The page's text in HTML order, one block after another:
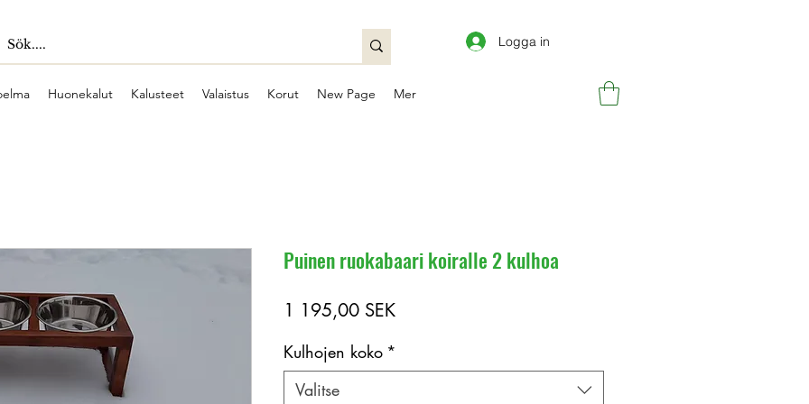
Logga in
Huonekalut Kalusteet Valaistus Korut New Page Mer
Puinen ruokabaari koiralle 2 kulhoa
1 195,00 SEKHinta
Kulhojen koko *
Valitse